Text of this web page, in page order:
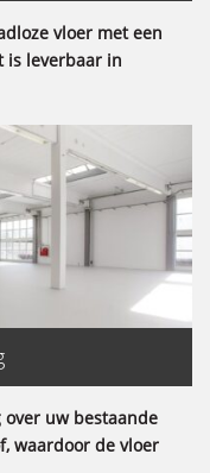
vloer met een
is leverbaar in
uw bestaande
waardoor de vloer